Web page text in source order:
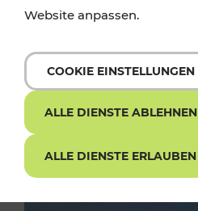
Website anpassen.
COOKIE EINSTELLUNGEN
ALLE DIENSTE ABLEHNEN
ALLE DIENSTE ERLAUBEN